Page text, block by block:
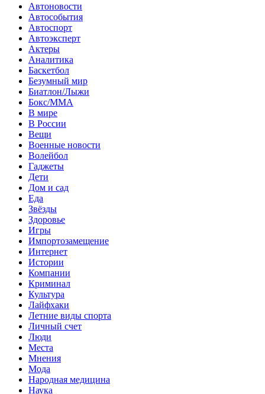
Автоновости
Автособытия
Автоспорт
Автоэксперт
Актеры
Аналитика
Баскетбол
Безумный мир
Биатлон/Лыжи
Бокс/MMA
В мире
В России
Вещи
Военные новости
Волейбол
Гаджеты
Дети
Дом и сад
Еда
Звёзды
Здоровье
Игры
Импортозамещение
Интернет
Истории
Компании
Криминал
Культура
Лайфхаки
Летние виды спорта
Личный счет
Люди
Места
Мнения
Мода
Народная медицина
Наука